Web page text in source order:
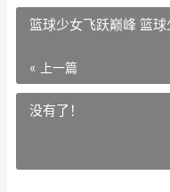
篮球少女飞跃巅峰 篮
« 上一篇
没有了！